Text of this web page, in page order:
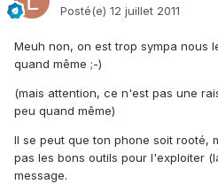
Posté(e) 12 juillet 2011
Meuh non, on est trop sympa nous
quand même ;-)
(mais attention, ce n'est pas une
peu quand même)
Il se peut que ton phone soit rooté,
pas les bons outils pour l'exploiter
message.